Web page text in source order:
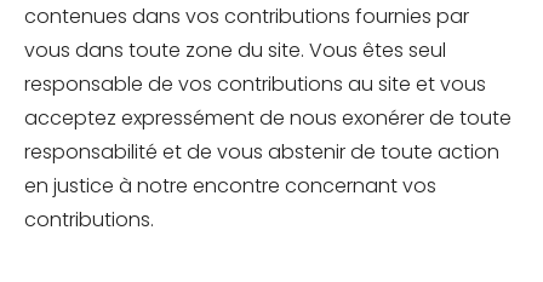
contenues dans vos contributions fournies par
vous dans toute zone du site. Vous êtes seul
responsable de vos contributions au site et vous
acceptez expressément de nous exonérer de toute
responsabilité et de vous abstenir de toute action
en justice à notre encontre concernant vos
contributions.